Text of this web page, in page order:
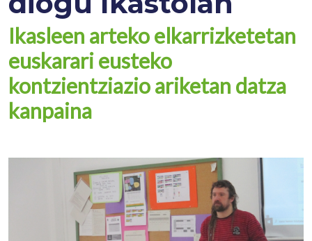
Ikasleen arteko elkarrizketetan
euskarari eusteko
kontzientziazio ariketan datza
kanpaina